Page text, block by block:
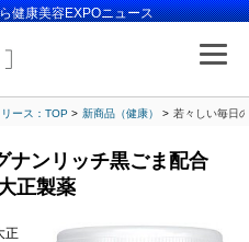
健康美容EXPOニュース
リース：TOP 新商品（健康） 若々しい毎日
ナンリッチ黒ごま配合
正製薬
正